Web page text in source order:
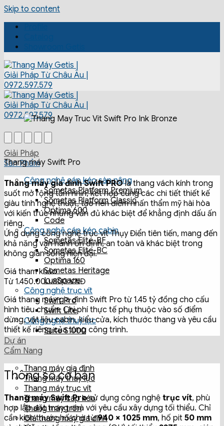
Skip to content
Giải Pháp
Sản Phẩm
Công nghệ cáp kéo sàn nâng
Sometas Platform Premium
Sometas Platform Classic
Optima 600
Code
Công nghệ cáp kéo cabin
Sometas Elite-BF
Sometas Elite-BC
Optima 160
Sometas Heritage
LuxSpace
Công nghệ trục vít
Swift Pro
Swift Lite
Công nghệ thuỷ lực
Suite S1000
Dự án
Cẩm Nang
Thang máy gia đình
Thang máy thuỷ lực
Thang máy trục vít
Thang máy cáp kéo
Thang máy tròn
Giá thang máy gia đình
Thang máy Swift Pro
Thang máy gia đình Swift PROlà thang vách kính trong
suốt mở rộng tầm nhìn, kết hợp cùng các chi tiết thiết kế
giàu tính nghệ thuật, tạo nên điểm nhấn thẩm mỹ hài hòa
với kiến trúc nhưng vẫn đủ khác biệt để khẳng định dấu ấn
riêng.
Ứng dụng công nghệ trục vít Thụy Điển tiên tiến, mang đến
khả năng vận hành ổn định, an toàn và khác biệt trong
không gian sống hiện đại.
Giá tham khảo
Từ 1.450.000.000 VNĐ
Giá thang máy gia đình Swift Pro từ 1.45 tỷ đồng cho cấu
hình tiêu chuẩn. Chi phí thực tế phụ thuộc vào số điểm
dừng, vật liệu cabin, kiểu cửa, kích thước thang và yêu cầu
thiết kế riêng của từng công trình.
Thông số cơ bản
Thang máy Swift Prosử dụng công nghệ trục vít, phù
hợp lắp đặt trong nhà với yêu cầu xây dựng tối thiểu. Chỉ
cần kích thước hố chờ từ940 × 1025 mm, hố pit 50 mm